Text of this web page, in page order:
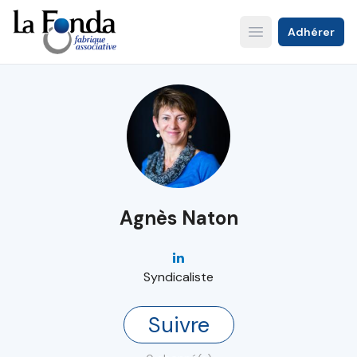
Aller
au
contenu
principal
Open main menu
Adhérer
Agnès Naton
Syndicaliste
Suivre